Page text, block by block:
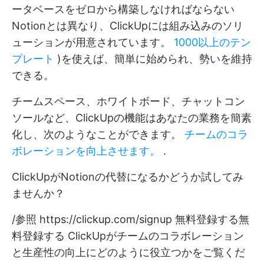
ータベースをゼロから構築しなければならない
Notionとは異なり、ClickUpには組み込みのソリ
ューションが用意されています。 1000以上のテン
プレート )を使えば、簡単に始められ、勢いを維持
できる。
チームスペース、ホワイトボード、チャットコン
ソールなど、ClickUpの機能はあなたの業務を簡素
化し、次のようなことができます。 チームのコラ
ボレーションを向上させます。
.
ClickUpがNotionの代替になるかどうか試してみ
ませんか？
/参照 https://clickup.com/signup 無料登録する無
料登録する ClickUpがチームのコラボレーション
と生産性の向上にどのように役立つかをご覧くだ